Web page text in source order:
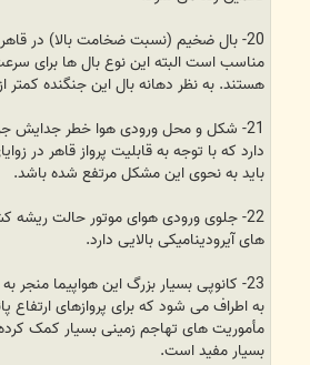
مناسب است البته این نوع بال ها برای
هستند. به نظر دهانه بال این جنگنده کمتر از 8 متر باشد.
21- شکل و محل ورودی هوا خطر جدایش
باید به نحوی این مشکل مرتفع شده باشد.
های آیرودینامیکی بالایی دارد.
به اطراف می شود که برای پروازهای ارتفاع
مأموریت های تهاجم زمینی بسیار کمک
بسیار مفید است.